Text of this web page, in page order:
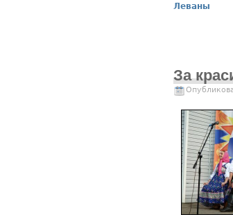
Леваны
За